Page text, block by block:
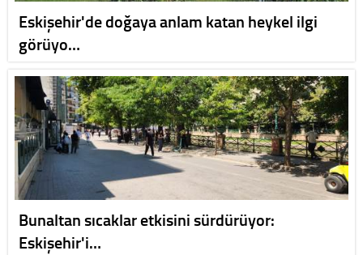
Eskişehir'de doğaya anlam katan heykel ilgi
görüyo…
Bunaltan sıcaklar etkisini sürdürüyor:
Eskişehir'i…